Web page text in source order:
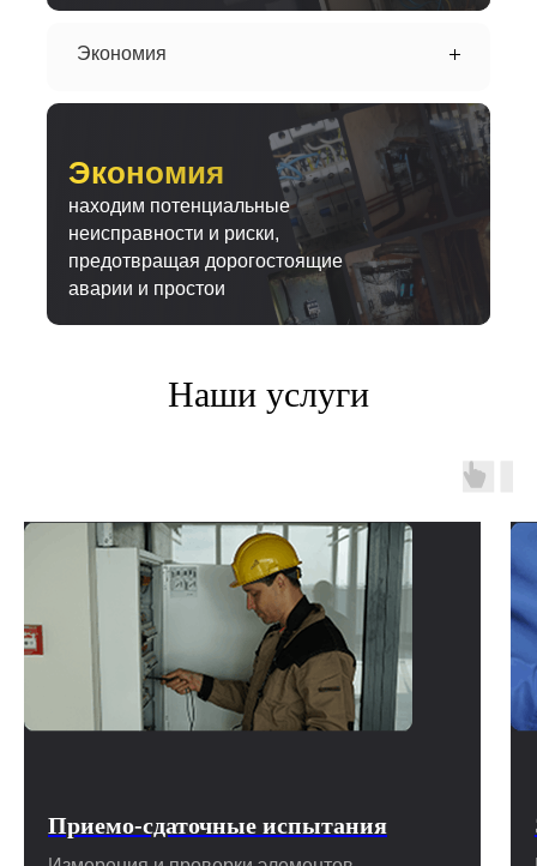
Экономия
Экономия
находим потенциальные
неисправности и риски,
предотвращая дорогостоящие
аварии и простои
Наши услуги
Приемо-сдаточные испытания